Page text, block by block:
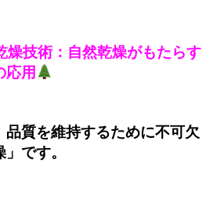
燥技術：自然乾燥がもたらす
応用
品質を維持するために不可欠
です。